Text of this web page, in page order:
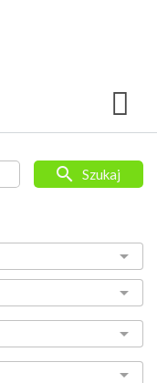
Szukaj